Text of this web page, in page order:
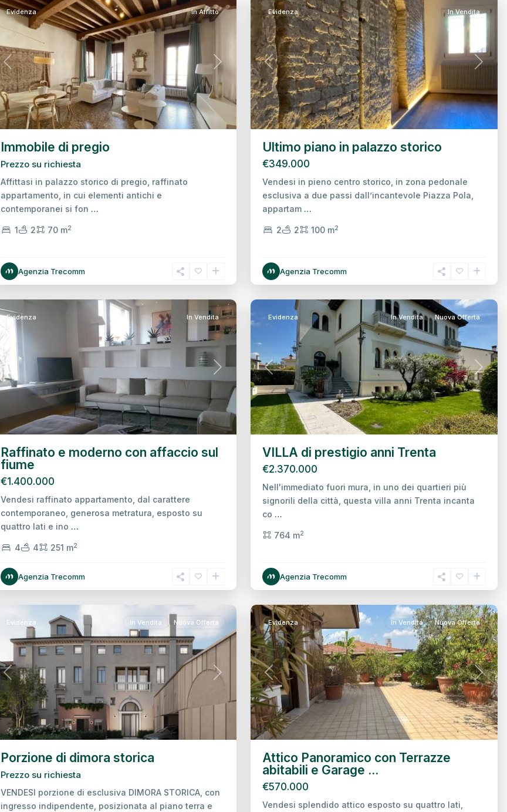
Previous Next
Evidenza In Affitto
Immobile di pregio
Prezzo su richiesta
Affittasi in palazzo storico di pregio, raffinato
appartamento, in cui elementi antichi e
contemporanei si fon …
1 2 70 m2
Agenzia Trecomm
Previous Next
Evidenza In Vendita
Ultimo piano in palazzo storico
€349.000
Vendesi in pieno centro storico, in zona pedonale
esclusiva a due passi dall’incantevole Piazza Pola,
appartam …
2 2 100 m2
Agenzia Trecomm
Centro
Storico,
Previous Next
Evidenza In Vendita
Raffinato e moderno con affaccio sul
fiume
€1.400.000
Vendesi raffinato appartamento, dal carattere
contemporaneo, generosa metratura, esposto su
quattro lati e ino …
4 4 251 m2
Agenzia Trecomm
Intorno
Mura,
Previous Next
Evidenza In Vendita Nuova Offerta
VILLA di prestigio anni Trenta
€2.370.000
Nell'immediato fuori mura, in uno dei quartieri più
signorili della città, questa villa anni Trenta incanta
co …
764 m2
Agenzia Trecomm
Centro
Storico,
Previous Next
Evidenza In Vendita Nuova Offerta
Porzione di dimora storica
Prezzo su richiesta
VENDESI porzione di esclusiva DIMORA STORICA, con
ingresso indipendente, posizionata al piano terra e
Previous Next
Evidenza In Vendita Nuova Offerta
Attico Panoramico con Terrazze
abitabili e Garage ...
€570.000
Vendesi splendido attico esposto su quattro lati,